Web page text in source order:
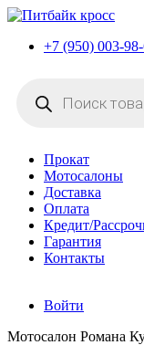
+7 (950) 003-
товаров
Прокат
Мотосалоны
Доставка
Оплата
Кредит/
Гарантия
Контакты
Войти
Мотосалон Романа